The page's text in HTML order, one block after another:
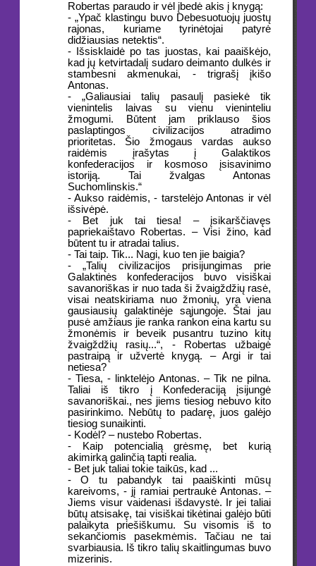
Robertas paraudo ir vėl įbedė akis į knygą:
- „Ypač klastingu buvo Debesuotuojų juostų
rajonas, kuriame tyrinėtojai patyrė
didžiausias netektis“.
- Išsisklaidė po tas juostas, kai paaiškėjo,
kad jų ketvirtadalį sudaro deimanto dulkės ir
stambesni akmenukai, - trigrašį įkišo
Antonas.
- „Galiausiai talių pasaulį pasiekė tik
vienintelis laivas su vienu vieninteliu
žmogumi. Būtent jam priklauso šios
paslaptingos civilizacijos atradimo
prioritetas. Šio žmogaus vardas aukso
raidėmis įrašytas į Galaktikos
konfederacijos ir kosmoso įsisavinimo
istoriją. Tai žvalgas Antonas
Suchomlinskis.“
- Aukso raidėmis, - tarstelėjo Antonas ir vėl
išsivėpė.
- Bet juk tai tiesa! – įsikarščiavęs
papriekaištavo Robertas. – Visi žino, kad
būtent tu ir atradai talius.
- Tai taip. Tik... Nagi, kuo ten jie baigia?
- „Talių civilizacijos prisijungimas prie
Galaktinės konfederacijos buvo visiškai
savanoriškas ir nuo tada ši žvaigždžių rasė,
visai neatskiriama nuo žmonių, yra viena
gausiausių galaktinėje sąjungoje. Štai jau
pusė amžiaus jie ranka rankon eina kartu su
žmonėmis ir beveik pusantru tuzino kitų
žvaigždžių rasių...“, - Robertas užbaigė
pastraipą ir užvertė knygą. – Argi ir tai
netiesa?
- Tiesa, - linktelėjo Antonas. – Tik ne pilna.
Taliai iš tikro į Konfederaciją įsijungė
savanoriškai., nes jiems tiesiog nebuvo kito
pasirinkimo. Nebūtų to padarę, juos galėjo
tiesiog sunaikinti.
- Kodėl? – nustebo Robertas.
- Kaip potencialią grėsmę, bet kurią
akimirką galinčią tapti realia.
- Bet juk taliai tokie taikūs, kad ...
- O tu pabandyk tai paaiškinti mūsų
kareivoms, - jį ramiai pertraukė Antonas. –
Jiems visur vaidenasi išdavystė. Ir jei taliai
būtų atsisakę, tai visiškai tikėtinai galėjo būti
palaikyta priešiškumu. Su visomis iš to
sekančiomis pasekmėmis. Tačiau ne tai
svarbiausia. Iš tikro talių skaitlingumas buvo
mizerinis.